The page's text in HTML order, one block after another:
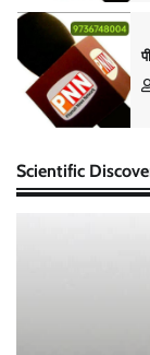
Scientific